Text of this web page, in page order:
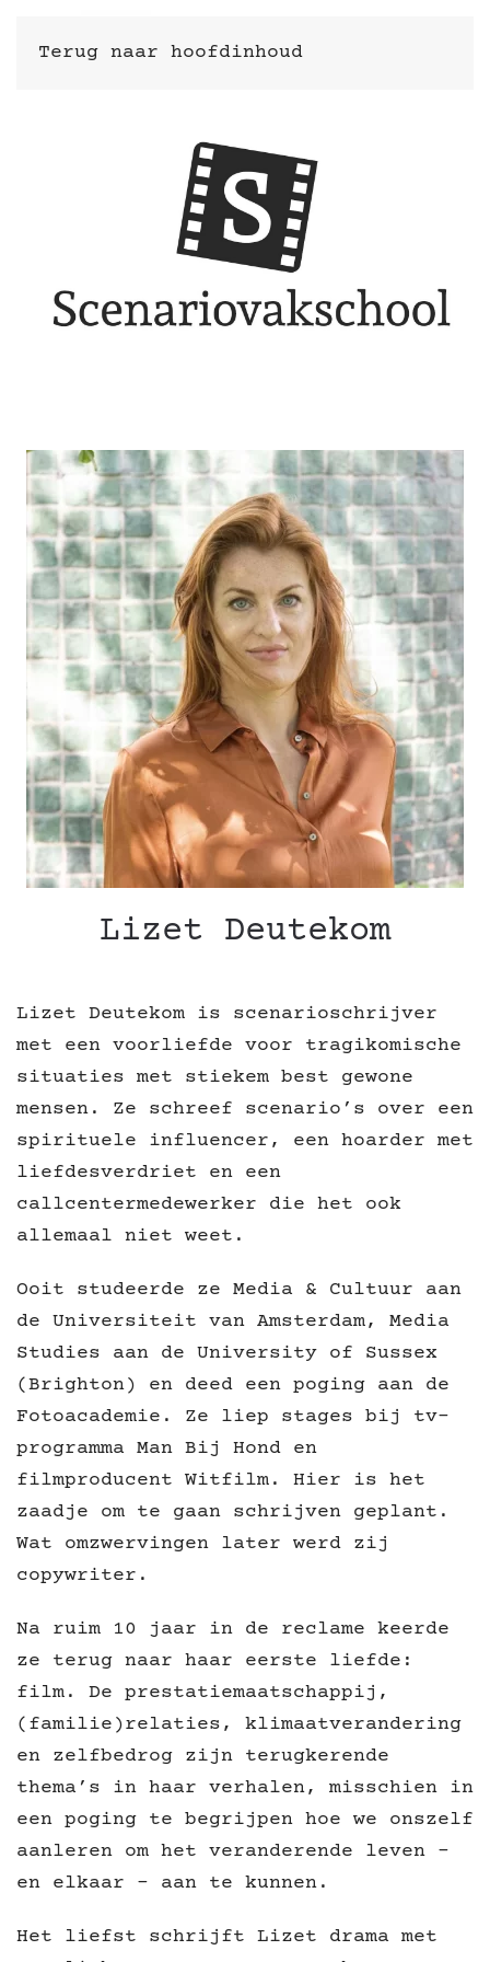
Terug naar hoofdinhoud
Lizet Deutekom
Lizet Deutekom is scenarioschrijver
met een voorliefde voor tragikomische
situaties met stiekem best gewone
mensen. Ze schreef scenario’s over een
spirituele influencer, een hoarder met
liefdesverdriet en een
callcentermedewerker die het ook
allemaal niet weet.
Ooit studeerde ze Media & Cultuur aan
de Universiteit van Amsterdam, Media
Studies aan de University of Sussex
(Brighton) en deed een poging aan de
Fotoacademie. Ze liep stages bij tv-
programma Man Bij Hond en
filmproducent Witfilm. Hier is het
zaadje om te gaan schrijven geplant.
Wat omzwervingen later werd zij
copywriter.
Na ruim 10 jaar in de reclame keerde
ze terug naar haar eerste liefde:
film. De prestatiemaatschappij,
(familie)relaties, klimaatverandering
en zelfbedrog zijn terugkerende
thema’s in haar verhalen, misschien in
een poging te begrijpen hoe we onszelf
aanleren om het veranderende leven -
en elkaar - aan te kunnen.
Het liefst schrijft Lizet drama met